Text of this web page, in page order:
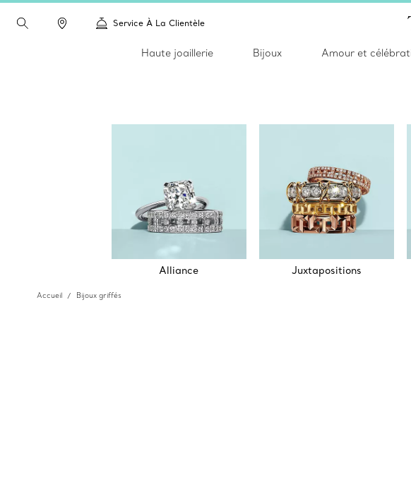
Service À La Clientèle
Haute joaillerie Bijoux Amour et
Alliance Juxtapositions
Accueil Bijoux griffés